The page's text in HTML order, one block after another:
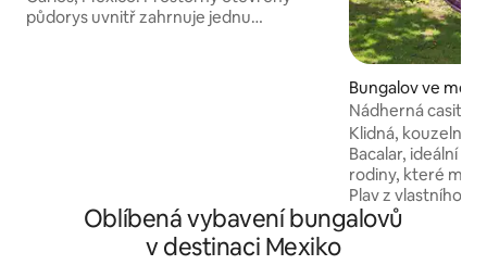
půdorys uvnitř zahrnuje jednu
spotřební materiál.
Bungalov ve
Nádherná casita
Klidná, kouzelná
Bacalar, ideální
rodiny, které
Plav z vlastního
prozkoumej okolí
Oblíbená vybavení bungalovů
v destinaci Mexiko